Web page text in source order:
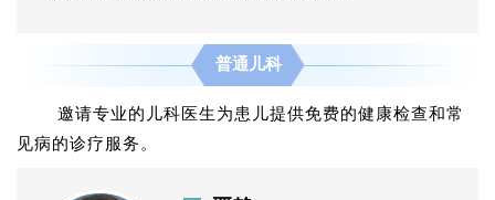
普通儿科
邀请专业的儿科医生为患儿提供免费的健康检查和常
见病的诊疗服务。